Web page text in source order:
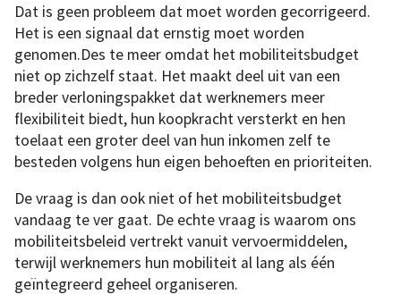
Dat is geen probleem dat moet worden gecorrigeerd.
Het is een signaal dat ernstig moet worden
genomen.Des te meer omdat het mobiliteitsbudget
niet op zichzelf staat. Het maakt deel uit van een
breder verloningspakket dat werknemers meer
flexibiliteit biedt, hun koopkracht versterkt en hen
toelaat een groter deel van hun inkomen zelf te
besteden volgens hun eigen behoeften en prioriteiten.
De vraag is dan ook niet of het mobiliteitsbudget
vandaag te ver gaat. De echte vraag is waarom ons
mobiliteitsbeleid vertrekt vanuit vervoermiddelen,
terwijl werknemers hun mobiliteit al lang als één
geïntegreerd geheel organiseren.